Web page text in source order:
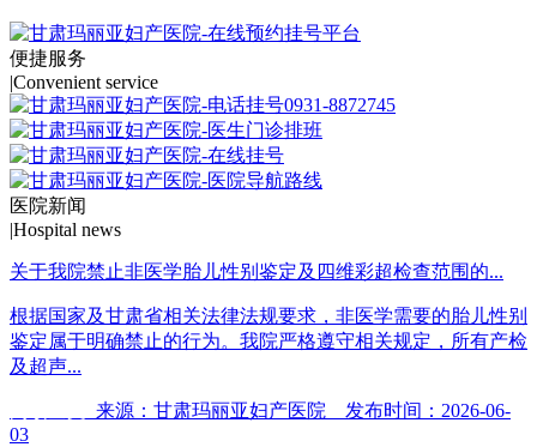
便捷服务
|Convenient service
医院新闻
|Hospital news
关于我院禁止非医学胎儿性别鉴定及四维彩超检查范围的...
根据国家及甘肃省相关法律法规要求，非医学需要的胎儿性别
鉴定属于明确禁止的行为。我院严格遵守相关规定，所有产检
及超声...
来源：甘肃玛丽亚妇产医院 发布时间：2026-06-
03